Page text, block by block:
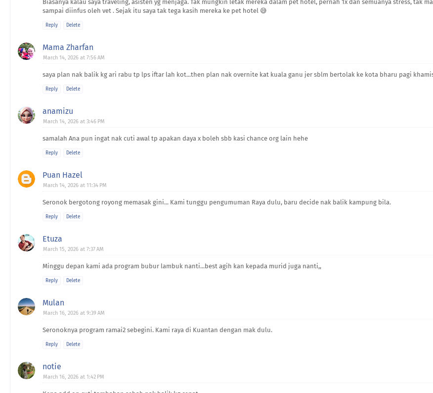
Biasanya kalau saya traveling, asisten yg menjaga. Tak mungkin letak mereka dalam pet hotel, pernah 1x dan semuanya stress, tak
sampai diinfus oleh vet . Sejak itu saya tak tega kasih mereka ke pet hotel 😅
Reply Delete
Mama Zharfan
March 14, 2026 at 7:56 AM
saya plan nak balik kg ari rabu tp lps iftar lah kot...then plan nak overnite kat kuala ganu jer sblm bertolak ke kota bharu pagi
Reply Delete
anamizu
March 14, 2026 at 3:46 PM
samalah Ana pun ingat nak cuti awal tp apakan daya x boleh sbb kasi chance org lain hehe
Reply Delete
Puan Hazel
March 14, 2026 at 11:34 PM
Seronok bergotong royong memasak gini... Kami tunggu pengumuman Raya dulu, baru decide nak balik kampung bila.
Reply Delete
Etuza
March 15, 2026 at 7:37 AM
Minggu depan kami ada program bubur lambuk nanti...best agih kan kepada murid juga nanti,,
Reply Delete
Mulan
March 16, 2026 at 9:39 AM
Seronoknya program ramai2 sebegini. Kami raya di Kuantan dengan mak dulu.
Reply Delete
notie
March 16, 2026 at 1:42 PM